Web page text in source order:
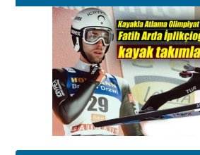
Kenan GÜLERCİ
Metin Külünk: Aileyi
Geleceği Korumaktır
11 Mayıs 2026 Pazartesi
Kenan GÜLERCİ
Metin Külünk: Aileyi
Geleceği Korumaktır